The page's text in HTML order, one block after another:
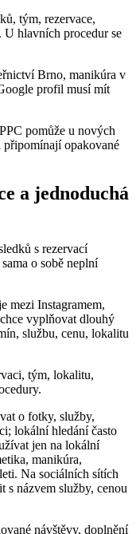
tým, rezervace,
U hlavních procedur se
Brno, manikúra v
profil musí mít
pomůže u nových
připomínají opakované
a jednoduchá
s rezervací
o sobě neplní
mezi Instagramem,
vyplňovat dlouhý
službu, cenu, lokalitu
tým, lokalitu,
o fotky, služby,
lokální hledání často
jen na lokální
manikúra,
Na sociálních sítích
s názvem služby, cenou
návštěvy, doplnění